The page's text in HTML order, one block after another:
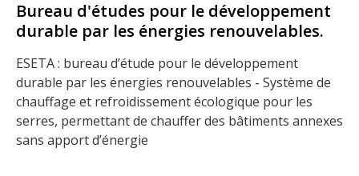
Bureau d'études pour le développement
durable par les énergies renouvelables.
ESETA : bureau d’étude pour le développement
durable par les énergies renouvelables - Système de
chauffage et refroidissement écologique pour les
serres, permettant de chauffer des bâtiments annexes
sans apport d’énergie